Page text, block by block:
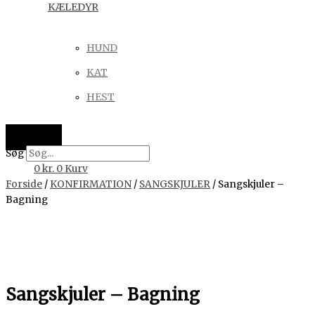
KÆLEDYR
HUND
KAT
HEST
Søg
0kr. 0 Kurv
Forside / KONFIRMATION / SANGSKJULER / Sangskjuler –
Bagning
Sangskjuler – Bagning